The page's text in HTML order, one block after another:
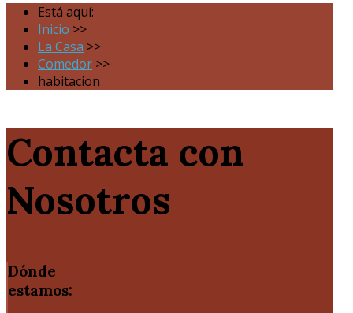
Está aquí:
Inicio >>
La Casa >>
Comedor >>
habitacion
Contacta con
Nosotros
Dónde
estamos: